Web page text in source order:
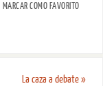
MARCAR COMO FAVORITO
La caza a debate»